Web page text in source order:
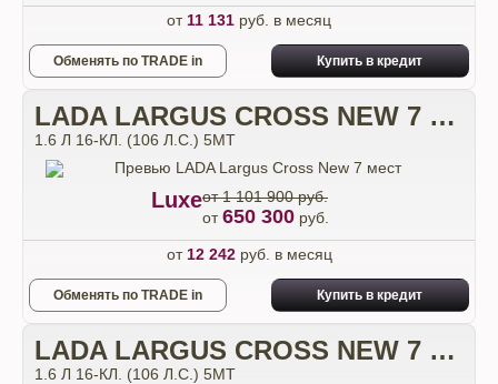
от 11 131 руб. в месяц
Обменять по TRADE in Купить в кредит
LADA LARGUS CROSS NEW 7 МЕСТ
1.6 Л 16-КЛ. (106 Л.С.) 5МТ
Luxeот 1 101 900 руб.
от650 300 руб.
от 12 242руб. в месяц
Обменять по TRADE in Купить в кредит
LADA LARGUS CROSS NEW 7 МЕСТ
1.6 Л 16-КЛ. (106 Л.С.) 5МТ